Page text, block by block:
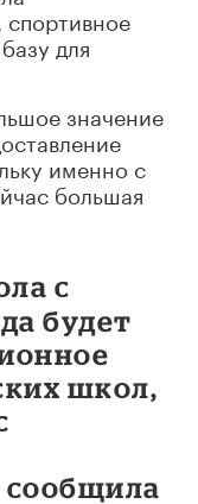
спортивное
для
значение
именно с
большая
с
будет
школ,
сообщила